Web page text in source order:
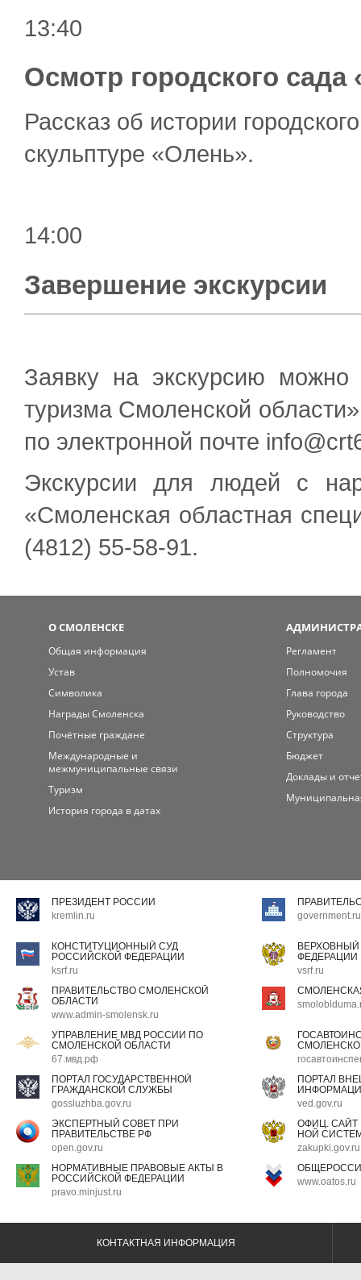
13:40
Осмотр городского сада
Рассказ об истории
скульптуре «Олень».
14:00
Завершение экскурсии
Заявку на экскурсию
туризма Смоленской
по электронной почте
Экскурсии для людей с
«Смоленская областная
(4812) 55-58-91.
О СМОЛЕНСКЕ
Общая информация
Устав
Символика
Награды Смоленска
Почётные граждане
Международные и
межмуниципальные связи
Туризм
История города в датах
Регламент
Полномочия
Глава города
Руководство
Структура
Бюджет
Доклады и
ПРЕЗИДЕНТ РОССИИ
kremlin.ru
government.ru
КОНСТИТУЦИОННЫЙ СУД
РОССИЙСКОЙ ФЕДЕРАЦИИ
ksrf.ru
ФЕДЕРАЦИИ
vsrf.ru
ПРАВИТЕЛЬСТВО СМОЛЕНСКОЙ
ОБЛАСТИ
www.admin-smolensk.ru
УПРАВЛЕНИЕ МВД РОССИИ ПО
СМОЛЕНСКОЙ ОБЛАСТИ
67.мвд.рф
ПОРТАЛ ГОСУДАРСТВЕННОЙ
ГРАЖДАНСКОЙ СЛУЖБЫ
gossluzhba.gov.ru
ПОРТАЛ
ved.gov.ru
ЭКСПЕРТНЫЙ СОВЕТ ПРИ
ПРАВИТЕЛЬСТВЕ РФ
open.gov.ru
ОФИЦ.
НОЙ
zakupki.gov.ru
НОРМАТИВНЫЕ ПРАВОВЫЕ АКТЫ В
РОССИЙСКОЙ ФЕДЕРАЦИИ
pravo.minjust.ru
www.oatos.ru
КОНТАКТНАЯ ИНФОРМАЦИЯ